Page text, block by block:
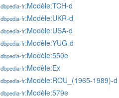
dbpedia-fr:Modèle:TCH-d
dbpedia-fr:Modèle:UKR-d
dbpedia-fr:Modèle:USA-d
dbpedia-fr:Modèle:YUG-d
dbpedia-fr:Modèle:550e
dbpedia-fr:Modèle:Ex
dbpedia-fr:Modèle:ROU_(1965-1989)-d
dbpedia-fr:Modèle:579e